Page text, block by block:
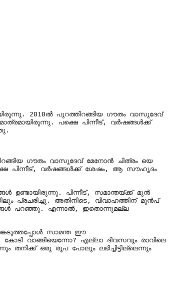
2010ൽ പുറത്തിറങ്ങിയ ഗൗതം വാസുദേവ്
പക്ഷെ പിന്നീട്, വർഷങ്ങൾക്ക്
ഗൗതം വാസുദേവ് മേനോൻ ചിത്രം യെ
പിന്നീട്, വർഷങ്ങൾക്ക് ശേഷം, ആ സൗഹൃദം
പിന്നീട്, സമാന്തയ്ക്ക് മുൻ
പ്രചരിച്ചു. അതിനിടെ, വിവാഹത്തിന് മുൻപ്
പറഞ്ഞു. എന്നാൽ, ഇതൊന്നുമല്ല
സാമന്ത ഈ
വാങ്ങിയെന്നോ? എല്ലാ ദിവസവും രാവിലെ
ഒരു രൂപ പോലും ലഭിച്ചിട്ടില്ലെന്നും